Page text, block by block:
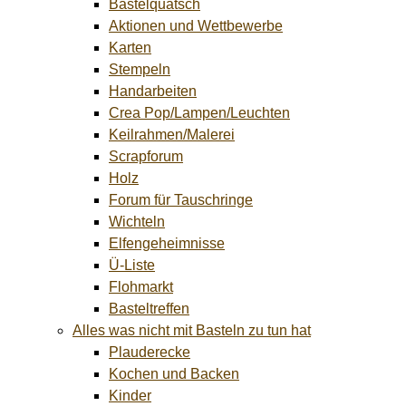
Bastelquatsch
Aktionen und Wettbewerbe
Karten
Stempeln
Handarbeiten
Crea Pop/Lampen/Leuchten
Keilrahmen/Malerei
Scrapforum
Holz
Forum für Tauschringe
Wichteln
Elfengeheimnisse
Ü-Liste
Flohmarkt
Basteltreffen
Alles was nicht mit Basteln zu tun hat
Plauderecke
Kochen und Backen
Kinder